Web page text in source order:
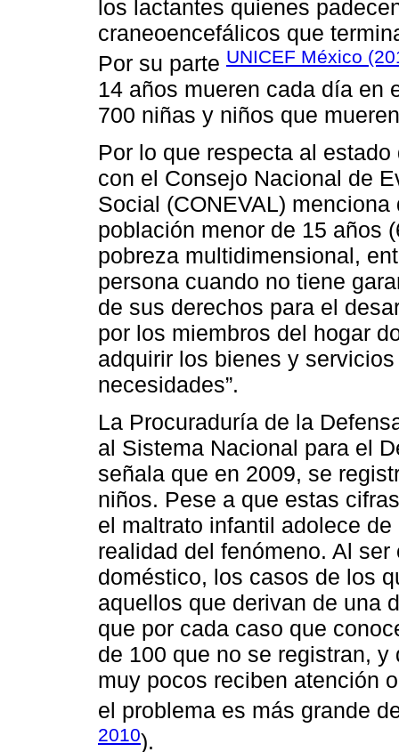
los lactantes quienes
craneoencefálicos que
Por su parte UNICEF México
14 años mueren cada día en
700 niñas y niños que
Por lo que respecta al
con el Consejo Nacional de
Social (CONEVAL)
población menor de 15 años
pobreza multidimensional,
persona cuando no tiene
de sus derechos para el
por los miembros del hogar
adquirir los bienes y
necesidades”.
La Procuraduría de la
al Sistema Nacional para el
señala que en 2009, se
niños. Pese a que estas
el maltrato infantil adolece
realidad del fenómeno. Al
doméstico, los casos de los
aquellos que derivan de una
que por cada caso que
de 100 que no se registran,
muy pocos reciben atención
el problema es más grande
2010).